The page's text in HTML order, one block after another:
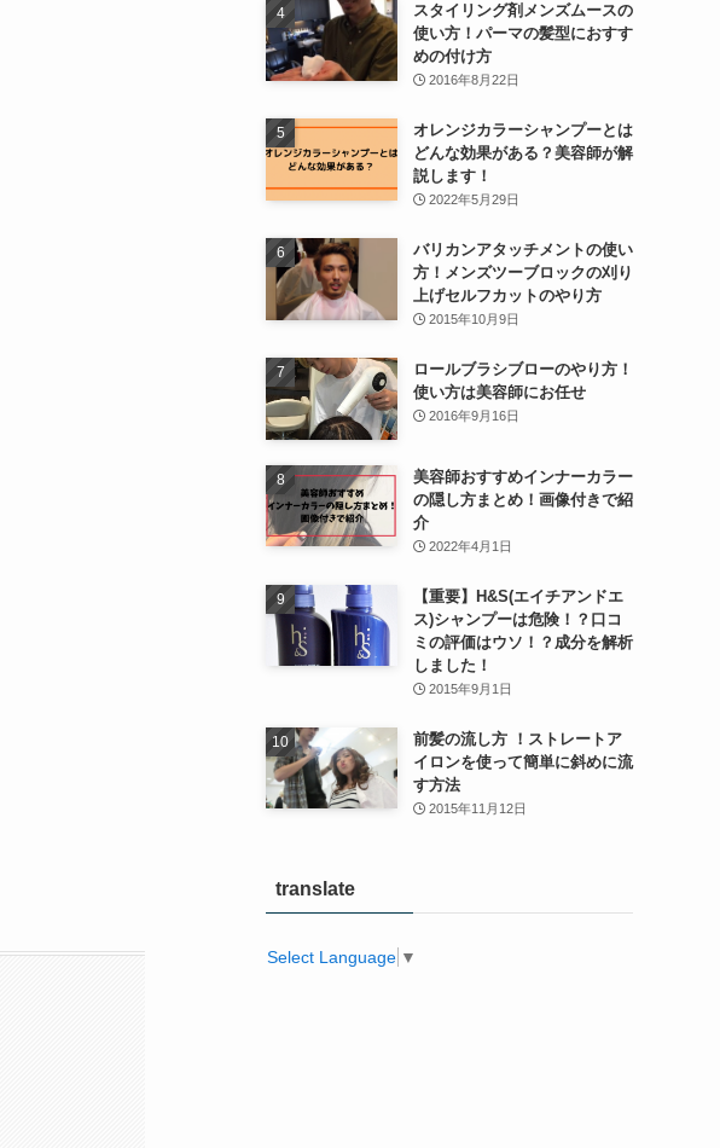
スタイリング剤メンズムースの
使い方！パーマの髪型におすす
めの付け方
2016年8月22日
オレンジカラーシャンプーとは
どんな効果がある？美容師が解
説します！
2022年5月29日
バリカンアタッチメントの使い
方！メンズツーブロックの刈り
上げセルフカットのやり方
2015年10月9日
ロールブラシブローのやり方！
使い方は美容師にお任せ
2016年9月16日
美容師おすすめインナーカラー
の隠し方まとめ！画像付きで紹
介
2022年4月1日
【重要】H&S(エイチアンドエ
ス)シャンプーは危険！？口コ
ミの評価はウソ！？成分を解析
しました！
2015年9月1日
前髪の流し方 ！ストレートア
イロンを使って簡単に斜めに流
す方法
2015年11月12日
translate
Select Language ▼